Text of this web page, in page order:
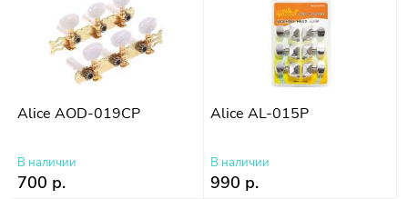
Alice AOD-019CP
В наличии
700 р.
Alice AL-015P
В наличии
990 р.